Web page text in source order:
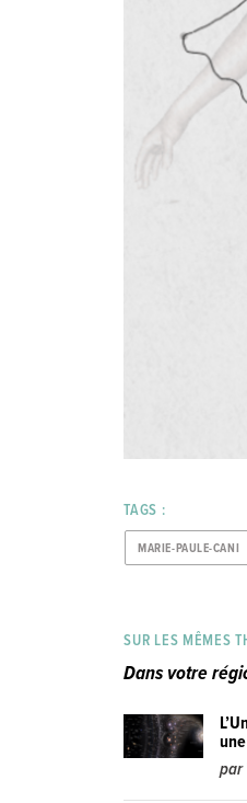
TAGS :
MARIE-PAULE-CANI
SUR LES MÊMES
Dans votre
par